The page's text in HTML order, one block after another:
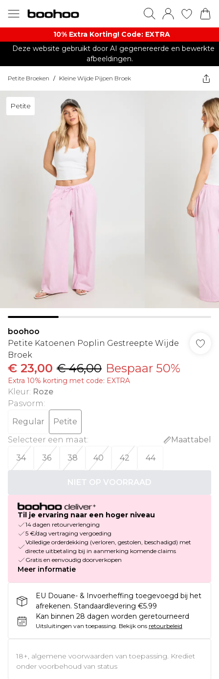
10% Extra Korting! Code: EXTRA​
Deze website gebruikt door AI gegenereerde en bewerkte
afbeeldingen.
Petite Broeken / Kleine Wijde Pijpen Broek
Petite
boohoo
Petite Katoenen Poplin Gestreepte Wijde
Broek
€ 23,00 € 46,00 Bespaar 50%
Extra 10% korting met code: EXTRA
Kleur: Roze
Pasvorm:
Regular
Petite
Selecteer een maat:
Maattabel
34
36 38 40 42 44
NIET OP VOORRAAD
Til je ervaring naar een hoger niveau
14 dagen retourverlenging
5 €/dag vertraging vergoeding
Volledige orderdekking (verloren, gestolen, beschadigd) met
directe uitbetaling bij in aanmerking komende claims
Gratis en eenvoudig doorverkopen
Meer informatie
EU Douane- & Invoerheffing toegevoegd bij het
afrekenen. Standaardlevering €5.99
Kan binnen 28 dagen worden geretourneerd
Uitsluitingen van toepassing. Bekijk ons retourbeleid
18+, algemene voorwaarden van toepassing. Krediet
onder voorbehoud van status